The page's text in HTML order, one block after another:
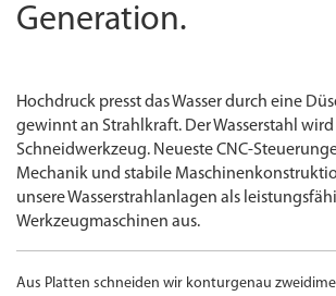
Generation.
Hochdruck presst das Wasser durch eine
gewinnt an Strahlkraft. Der Wasserstahl
Schneidwerkzeug. NeuesteCNC-
Mechanik und stabile
unsere Wasserstrahlanlagen als
Werkzeugmaschinen aus.
Aus Platten schneiden wir konturgenau